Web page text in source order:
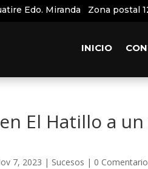
Edo. Miranda Zona postal
INICIO
El Hatillo a
7, 2023 | Sucesos | 0